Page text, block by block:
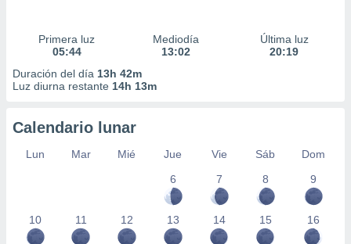
Primera luz
05:44
Mediodía
13:02
Última luz
20:19
Duración del día 13h 42m
Luz diurna restante 14h 13m
Calendario lunar
Lun Mar Mié Jue Vie Sáb
Dom
6
7 8 9
10 11 12 13 14 15 16